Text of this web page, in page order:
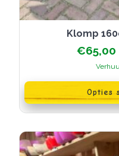
klomp
€65,00
Opties
product
heeft
meerdere
variaties.
optie
kan
gekozen